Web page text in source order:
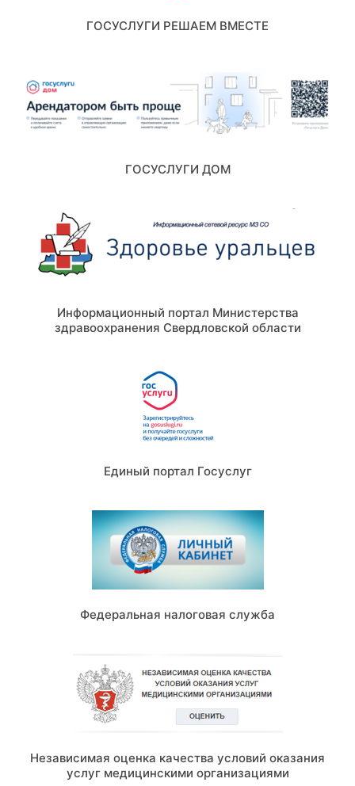
ГОСУСЛУГИ РЕШАЕМ ВМЕСТЕ
ГОСУСЛУГИ ДОМ
Информационный портал Министерства
здравоохранения Свердловской области
Единый портал Госуслуг
Федеральная налоговая служба
Независимая оценка качества условий оказания
услуг медицинскими организациями